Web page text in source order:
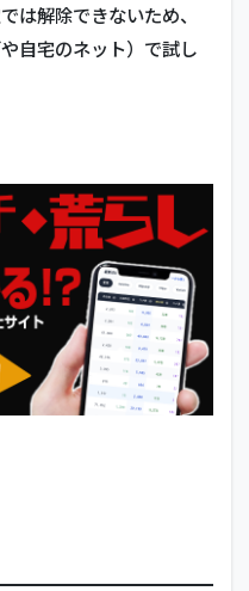
は解除できないため、
自宅のネット）で試し